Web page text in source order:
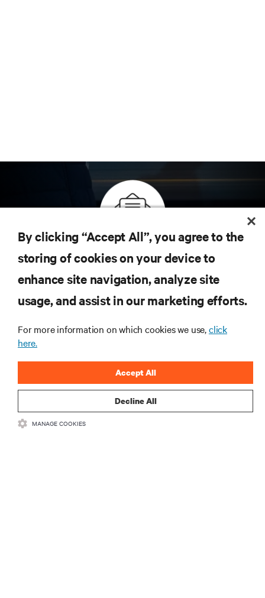
Inscreva-se para obter as últimas tendências em
tecnologia
Receba atualizações regulares sobre os tópicos
mais importantes da indústria, com as discussões
mais recentes e insights de especialistas sobre
By clicking “Accept All”, you agree to the
storing of cookies on your device to
enhance site navigation, analyze site
usage, and assist in our marketing efforts.
For more information on which cookies we use,click
here.
Decline All
Accept All
MANAGE COOKIES